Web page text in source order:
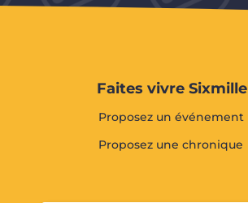
Faites vivre Sixmille
Proposez un événement
Proposez une chronique